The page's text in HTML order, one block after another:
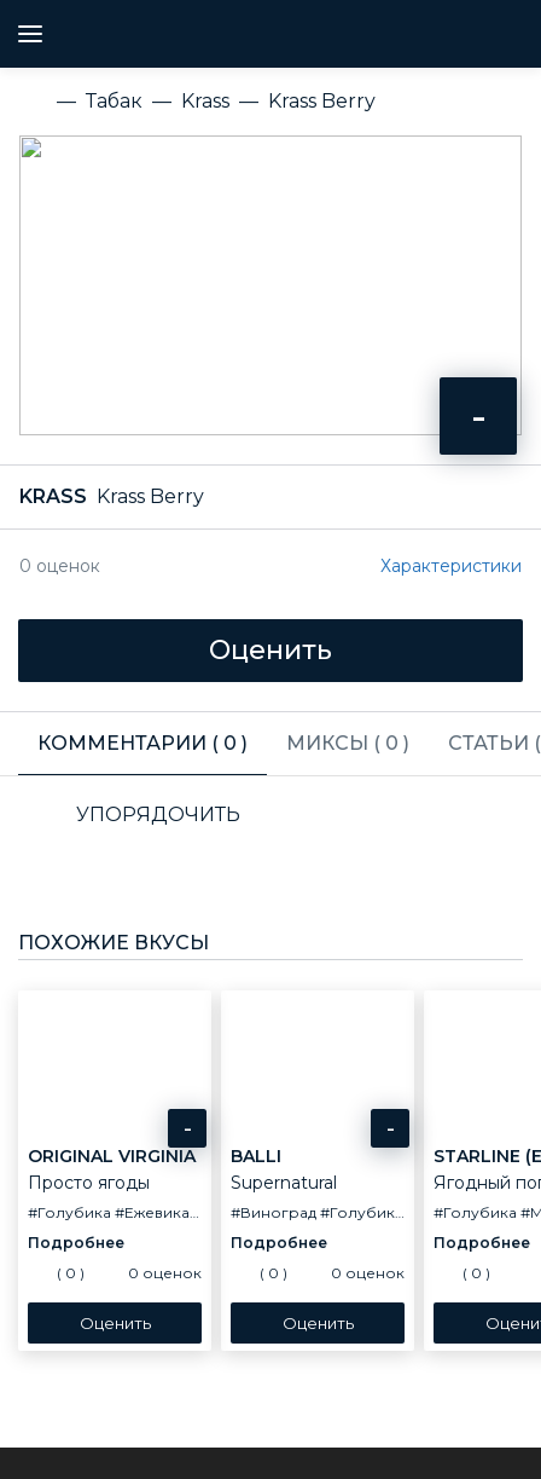
Табак Krass Krass Berry
-
KRASS Krass Berry
0 оценок Характеристики
КОММЕНТАРИИ ( 0 ) МИКСЫ ( 0 ) СТАТЬИ
УПОРЯДОЧИТЬ
ПОХОЖИЕ ВКУСЫ
-
ORIGINAL VIRGINIA
Просто ягоды
#Голубика #Ежевика #Красная смородина #Малина #Черная
( 0 ) 0 оценок
-
BALLI
Supernatural
#Виноград #Голубика #Малина
( 0 ) 0 оценок
Ягодный
#Голубика
( 0 )